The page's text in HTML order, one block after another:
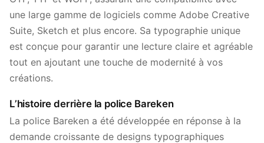
une large gamme de logiciels comme Adobe Creative
Suite, Sketch et plus encore. Sa typographie unique
est conçue pour garantir une lecture claire et agréable
tout en ajoutant une touche de modernité à vos
créations.
L’histoire derrière la police Bareken
La police Bareken a été développée en réponse à la
demande croissante de designs typographiques